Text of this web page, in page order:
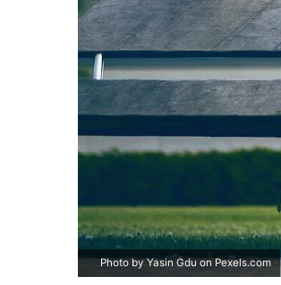
Photo by Yasin Gdu on Pexels.com